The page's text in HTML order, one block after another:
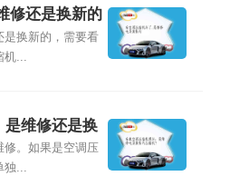
修还是换新的
是换新的，需要看
...
是维修还是换
。如果是空调压
独...